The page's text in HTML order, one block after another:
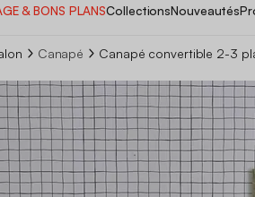
& BONS PLANSCollectionsNouveautés
Canapé Canapé convertible 2-3